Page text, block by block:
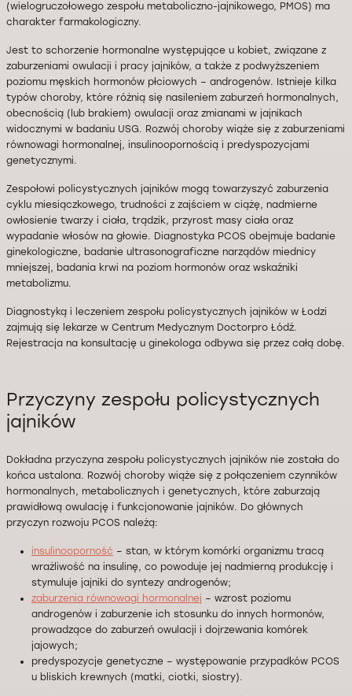
(wielogruczołowego zespołu metaboliczno-jajnikowego, PMOS) ma
charakter farmakologiczny.
Jest to schorzenie hormonalne występujące u kobiet, związane z
zaburzeniami owulacji i pracy jajników, a także z podwyższeniem
poziomu męskich hormonów płciowych – androgenów. Istnieje kilka
typów choroby, które różnią się nasileniem zaburzeń hormonalnych,
obecnością (lub brakiem) owulacji oraz zmianami w jajnikach
widocznymi w badaniu USG. Rozwój choroby wiąże się z zaburzeniami
równowagi hormonalnej, insulinoopornością i predyspozycjami
genetycznymi.
Zespołowi policystycznych jajników mogą towarzyszyć zaburzenia
cyklu miesiączkowego, trudności z zajściem w ciążę, nadmierne
owłosienie twarzy i ciała, trądzik, przyrost masy ciała oraz
wypadanie włosów na głowie. Diagnostyka PCOS obejmuje badanie
ginekologiczne, badanie ultrasonograficzne narządów miednicy
mniejszej, badania krwi na poziom hormonów oraz wskaźniki
metabolizmu.
Diagnostyką i leczeniem zespołu policystycznych jajników w Łodzi
zajmują się lekarze w Centrum Medycznym Doctorpro Łódź.
Rejestracja na konsultację u ginekologa odbywa się przez całą dobę.
Przyczyny zespołu policystycznych
jajników
Dokładna przyczyna zespołu policystycznych jajników nie została do
końca ustalona. Rozwój choroby wiąże się z połączeniem czynników
hormonalnych, metabolicznych i genetycznych, które zaburzają
prawidłową owulację i funkcjonowanie jajników. Do głównych
przyczyn rozwoju PCOS należą:
insulinooporność – stan, w którym komórki organizmu tracą
wrażliwość na insulinę, co powoduje jej nadmierną produkcję i
stymuluje jajniki do syntezy androgenów;
zaburzenia równowagi hormonalnej – wzrost poziomu
androgenów i zaburzenie ich stosunku do innych hormonów,
prowadzące do zaburzeń owulacji i dojrzewania komórek
jajowych;
predyspozycje genetyczne – występowanie przypadków PCOS
u bliskich krewnych (matki, ciotki, siostry).